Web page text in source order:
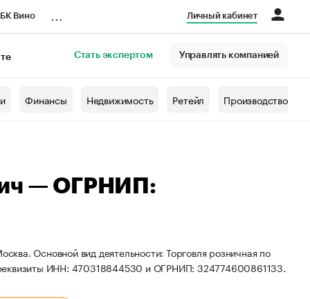
Вино Личный кабинет
Стать экспертом Управлять компанией
Финансы Недвижимость Ретейл Производство
— ОГРНИП:
Основной вид деятельности: Торговля розничная по
ИНН: 470318844530 и ОГРНИП: 324774600861133.